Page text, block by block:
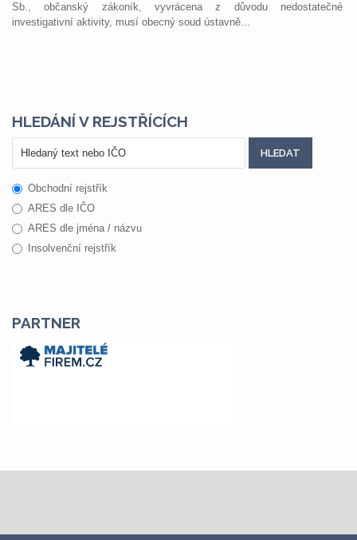
Sb., občanský zákoník, vyvrácena z důvodu nedostatečné
investigativní aktivity, musí obecný soud ústavně...
HLEDÁNÍ V REJSTŘÍCÍCH
Obchodní rejstřík
ARES dle IČO
ARES dle jména / názvu
Insolvenční rejstřík
PARTNER